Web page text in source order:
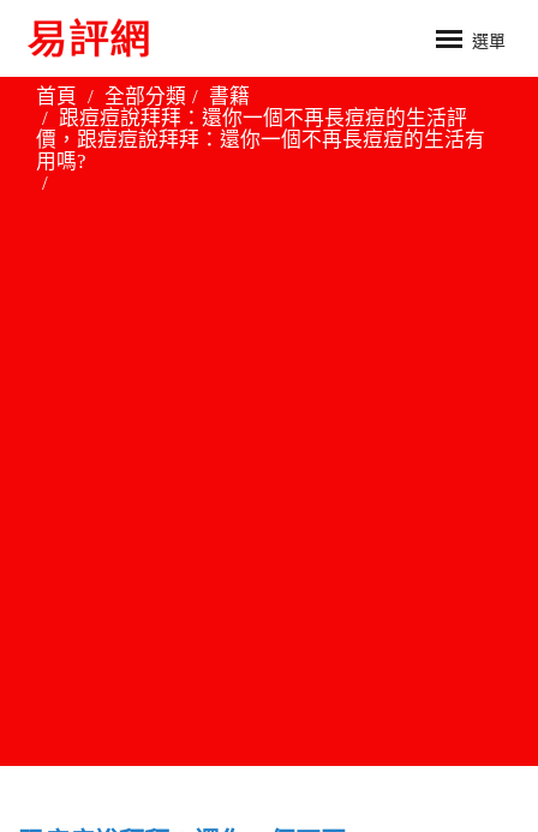
選單
首頁 全部分類
書籍
跟痘痘說拜拜：還你一個不再長痘痘的生活評
價，跟痘痘說拜拜：還你一個不再長痘痘的生活有
用嗎?